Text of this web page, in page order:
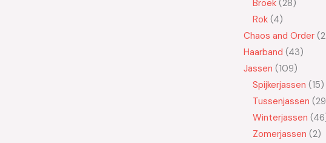
Broek 28
Rok 4
Chaos and Order 2
Haarband 43
Jassen 109
Spijkerjassen 15
Tussenjassen 29
Winterjassen 46
Zomerjassen 2